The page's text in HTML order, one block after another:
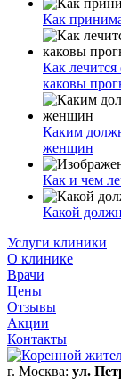
Как
Как
каковы
Каким
женщин
Как и чем
Какой
Услуги клиники
О клинике
Врачи
Цены
Отзывы
Акции
Контакты
г. Москва: ул.